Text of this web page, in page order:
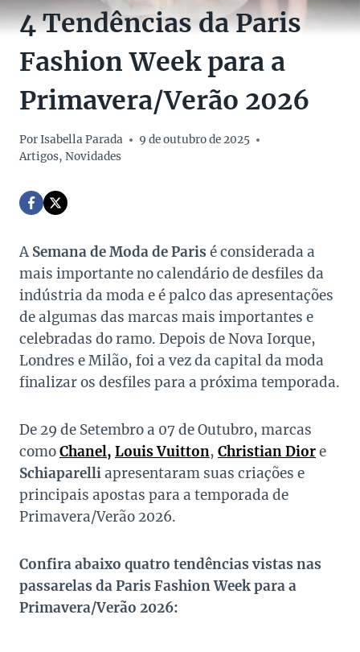
4 Tendências da Paris
Fashion Week para a
Primavera/Verão 2026
PorIsabella Parada
9 de outubro de 2025
Artigos, Novidades
A Semana de Moda de Paris é considerada a
mais importante no calendário de desfiles da
indústria da moda e é palco das apresentações
de algumas das marcas mais importantes e
celebradas do ramo. Depois de Nova Iorque,
Londres e Milão, foi a vez da capital da moda
finalizar os desfiles para a próxima temporada.
De 29 de Setembro a 07 de Outubro, marcas
comoChanel, Louis Vuitton, Christian Diore
Schiaparelliapresentaram suas criações e
principais apostas para a temporada de
Primavera/Verão 2026.
Confira abaixo quatro tendências vistas nas
passarelas da Paris Fashion Week para a
Primavera/Verão 2026: